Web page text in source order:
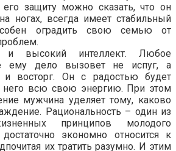
его защиту можно сказать, что он
ногах, всегда имеет стабильный
оградить свою семью от
и высокий интеллект. Любое
ему дело вызовет не испуг, а
и восторг. Он с радостью будет
него всю свою энергию. При этом
мужчина уделяет тому, каково
Рациональность – один из
принципов молодого
экономно относится к
их тратить разумно. И этим